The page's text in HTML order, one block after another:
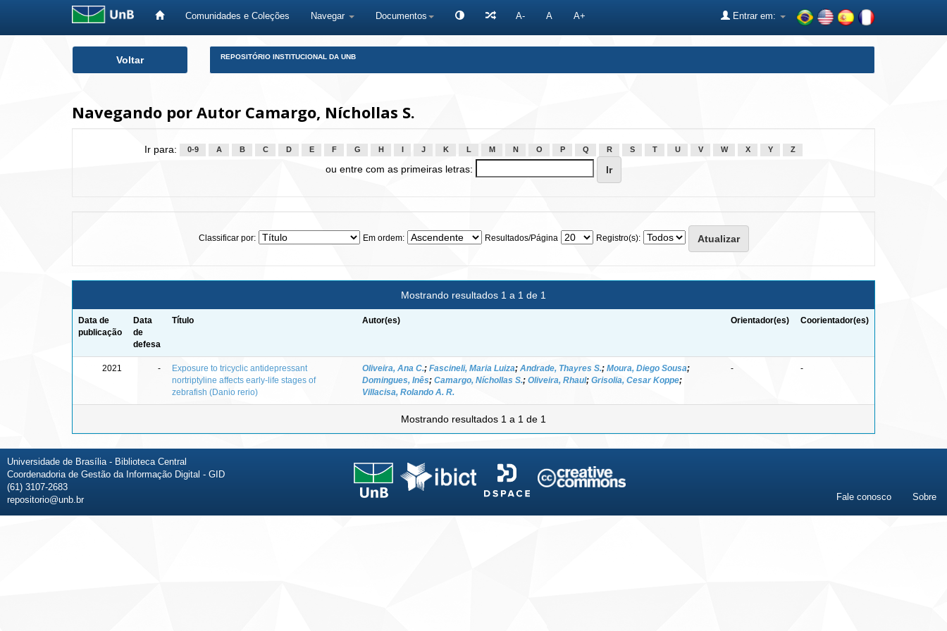
Comunidades e Coleções Navegar Documentos A- A A+ Entrar em:
Voltar REPOSITÓRIO INSTITUCIONAL DA UNB
Navegando por Autor Camargo, Níchollas S.
Ir para: 0-9 A B C D E F G H J K L M N O P Q R S T U V W X Y Z
ou entre com as primeiras letras:
Classificar por: Em ordem: Resultados/Página Registro(s):
Mostrando resultados 1 a 1 de 1
Data de
publicação
Data
de
defesa
Título Autor(es) Orientador(es) Coorientador(es)
2021 -
Exposure to tricyclic antidepressant
nortriptyline affects early-life stages of
zebrafish (Danio rerio)
Oliveira, Ana C.; Fascineli, Maria Luiza; Andrade, Thayres S.; Moura, Diego Sousa;
Domingues, Inês; Camargo, Níchollas S.; Oliveira, Rhaul; Grisolia, Cesar Koppe;
Villacisa, Rolando A. R.
- -
Mostrando resultados 1 a 1 de 1
Universidade de Brasília - Biblioteca Central
Coordenadoria de Gestão da Informação Digital - GID
(61) 3107-2683
repositorio@unb.br
Fale conosco Sobre